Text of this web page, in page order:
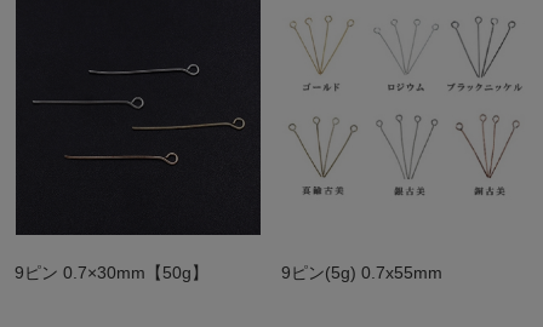
9ピン 0.7×30mm【50g】 9ピン(5g) 0.7x55mm